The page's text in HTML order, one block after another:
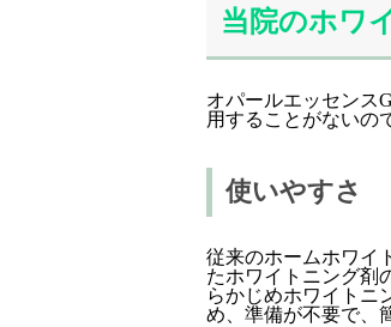
当院のホワ
オパールエッセンス
用することがないの
使いやすさ
従来のホームホワイ
たホワイトニング剤
らかじめホワイトニ
め、準備が不要で、